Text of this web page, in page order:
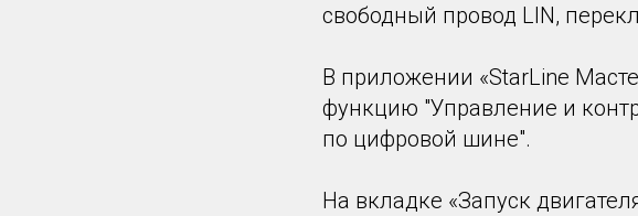
свободный провод LIN,
В приложении «StarLine
функцию "Управление и
по цифровой шине".
На вкладке «Запуск